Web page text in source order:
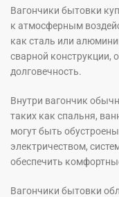
Вагончики бытовки
к атмосферным
как сталь или
сварной конструкции,
долговечность.
Внутри вагончик
таких как спальня,
могут быть
электричеством,
обеспечить
Вагончики бытовки